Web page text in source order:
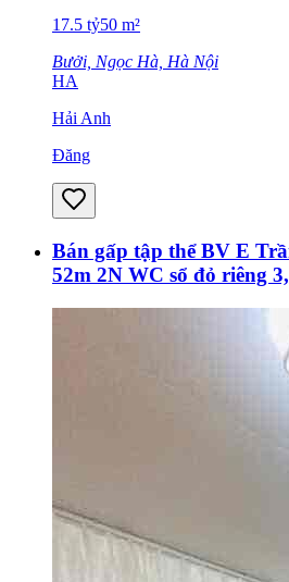
17.5 tỷ50 m²
Bưởi, Ngọc Hà, Hà Nội
HA
Hải Anh
Đăng
Bán gấp tập thể BV E
52m 2N WC sổ đỏ riêng